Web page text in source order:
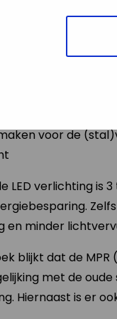
”
alt=””
aanzienlijk
Visscher
voor de
LED verlichting
minder
blijkt dat de
met de
Hiernaast is er